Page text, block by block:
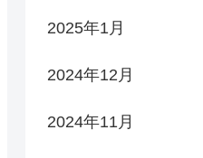
2025年1月
2024年12月
2024年11月